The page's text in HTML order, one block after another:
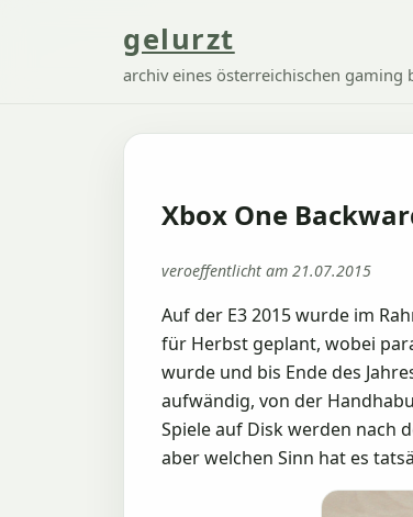
gelurzt
archiv eines österreichischen gaming
Xbox One
veroeffentlicht am 21.07.2015
Auf der E3 2015 wurde im
für Herbst geplant, wobei
wurde und bis Ende des
aufwändig, von der
Spiele auf Disk werden nach
aber welchen Sinn hat es